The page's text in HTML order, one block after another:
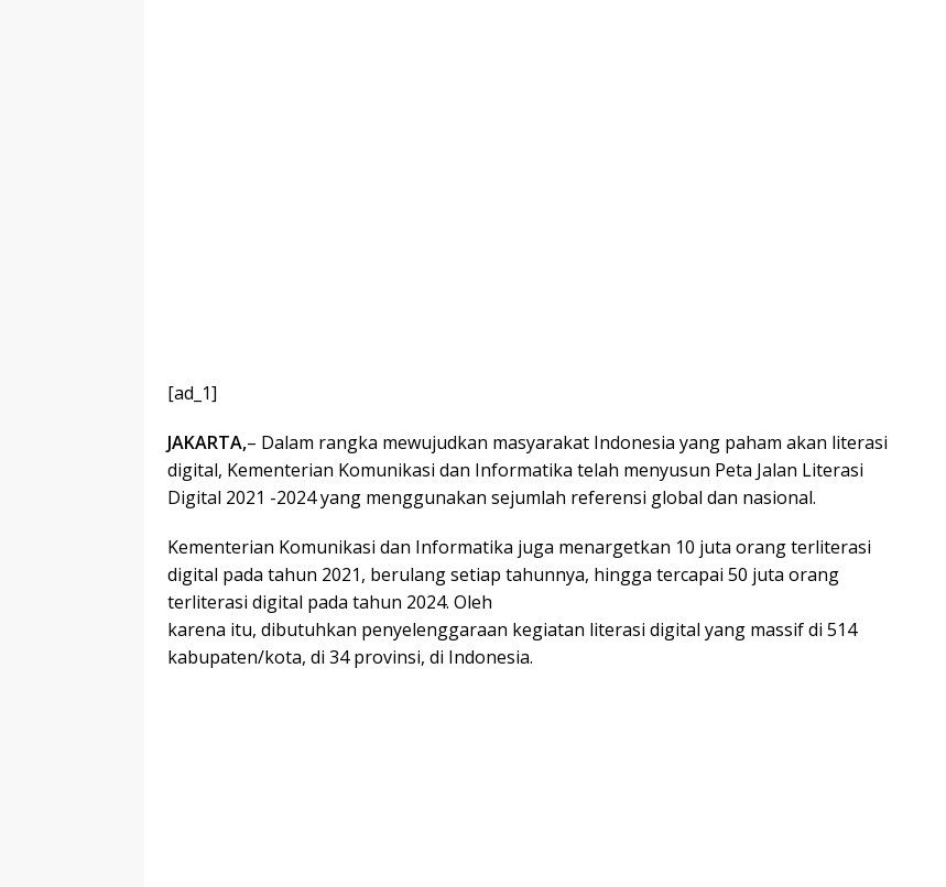
[ad_1]
JAKARTA,– Dalam rangka mewujudkan masyarakat Indonesia yang paham akan literasi
digital, Kementerian Komunikasi dan Informatika telah menyusun Peta Jalan Literasi
Digital 2021 -2024 yang menggunakan sejumlah referensi global dan nasional.
Kementerian Komunikasi dan Informatika juga menargetkan 10 juta orang terliterasi
digital pada tahun 2021, berulang setiap tahunnya, hingga tercapai 50 juta orang
terliterasi digital pada tahun 2024. Oleh
karena itu, dibutuhkan penyelenggaraan kegiatan literasi digital yang massif di 514
kabupaten/kota, di 34 provinsi, di Indonesia.